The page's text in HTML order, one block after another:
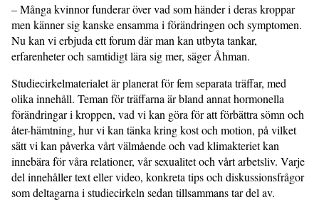
– Många kvinnor funderar över vad som händer i deras kroppar
men känner sig kanske ensamma i förändringen och symptomen.
Nu kan vi erbjuda ett forum där man kan utbyta tankar,
erfarenheter och samtidigt lära sig mer, säger Åhman.
Studiecirkelmaterialet är planerat för fem separata träffar, med
olika innehåll. Teman för träffarna är bland annat hormonella
förändringar i kroppen, vad vi kan göra för att förbättra sömn och
åter-hämtning, hur vi kan tänka kring kost och motion, på vilket
sätt vi kan påverka vårt välmående och vad klimakteriet kan
innebära för våra relationer, vår sexualitet och vårt arbetsliv. Varje
del innehåller text eller video, konkreta tips och diskussionsfrågor
som deltagarna i studiecirkeln sedan tillsammans tar del av.